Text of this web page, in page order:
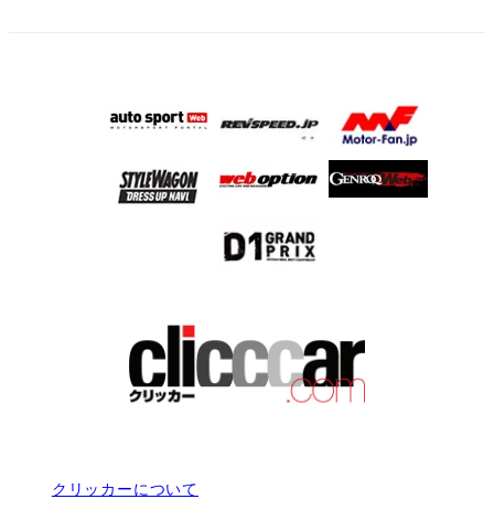
クリッカーについて